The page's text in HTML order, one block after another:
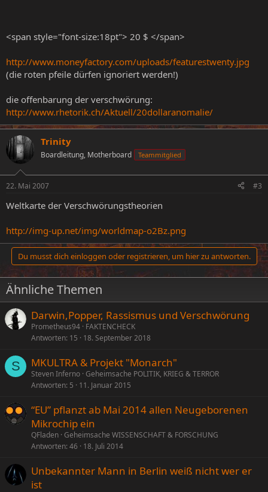
<span style="font-size:18pt"> 20 $ </span>
http://www.moneyfactory.com/uploads/featurestwenty.jpg
(die roten pfeile dürfen ignoriert werden!)
die offenbarung der verschwörung:
http://www.rhetorik.ch/Aktuell/20dollaranomalie/
Trinity
Boardleitung, Motherboard Teammitglied
22. Mai 2007 #3
Weltkarte der Verschwörungstheorien
http://img-up.net/img/worldmap-o2Bz.png
Du musst dich einloggen oder registrieren, um hier zu antworten.
Ähnliche Themen
Darwin,Popper, Rassismus und Verschwörung
Prometheus94 FAKTENCHECK
Antworten 15 18. September 2018
S MKULTRA & Projekt "Monarch"
Steven Inferno Geheimsache POLITIK, KRIEG & TERROR
Antworten 5 11. Januar 2015
“EU” pflanzt ab Mai 2014 allen Neugeborenen
Mikrochip ein
QFladen Geheimsache WISSENSCHAFT & FORSCHUNG
Antworten 46 18. Juli 2014
Unbekannter Mann in Berlin weiß nicht wer er
ist